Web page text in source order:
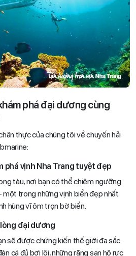
phá đại dương cùng
thực của chúng tôi về chuyến hải
phá vịnh Nha Trang tuyệt đẹp
tàu, nơi bạn có thể chiêm ngưỡng
một trong những vịnh biển đẹp nhất
hùng vĩ ôm trọn bờ biển.
đại dương
sẽ được chứng kiến thế giới đa sắc
cá đủ bơi lội, những rặng san hô rực